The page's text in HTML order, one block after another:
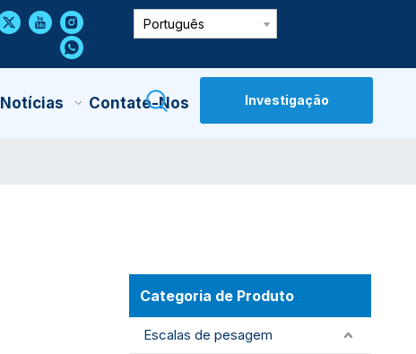
Português
Notícias Contate-Nos Investigação
Categoria de Produto
Escalas de pesagem